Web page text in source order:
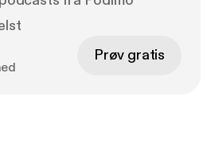
Prøv gratis